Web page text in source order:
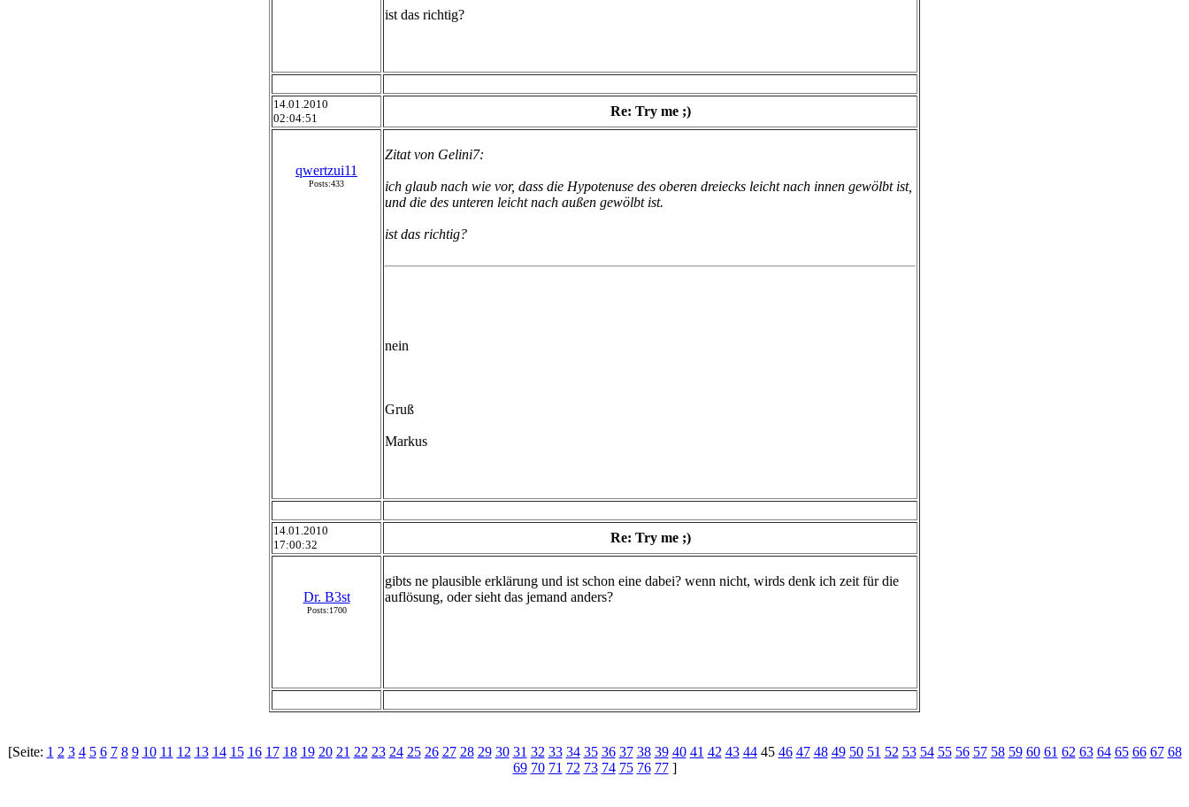
ist das richtig?
14.01.2010
02:04:51
Re: Try me ;)
qwertzui11
Posts:433
Zitat von Gelini7:
ich glaub nach wie vor, dass die Hypotenuse des oberen dreiecks leicht nach innen gewölbt ist,
und die des unteren leicht nach außen gewölbt ist.
ist das richtig?
nein
Gruß
Markus
14.01.2010
17:00:32
Re: Try me ;)
Dr. B3st
Posts:1700
gibts ne plausible erklärung und ist schon eine dabei? wenn nicht, wirds denk ich zeit für die
auflösung, oder sieht das jemand anders?
[Seite: 1 2 3 4 5 6 7 8 9 10 11 12 13 14 15 16 17 18 19 20 21 22 23 24 25 26 27 28 29 30 31 32 33 34 35 36 37 38 39 40 41 42 43 4445 46 47 48 49 50 51 52 53 54 55 56 57 58 59 60 61 62 63 64 65 66 67 68
69 70 71 72 73 74 75 76 77]